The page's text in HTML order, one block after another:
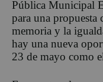
Pública Municipal
para una propuesta
memoria y la
hay una nueva
23 de mayo como